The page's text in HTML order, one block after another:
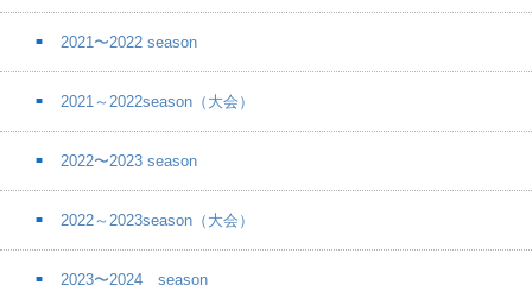
2021〜2022 season
2021～2022season（大会）
2022〜2023 season
2022～2023season（大会）
2023〜2024 season